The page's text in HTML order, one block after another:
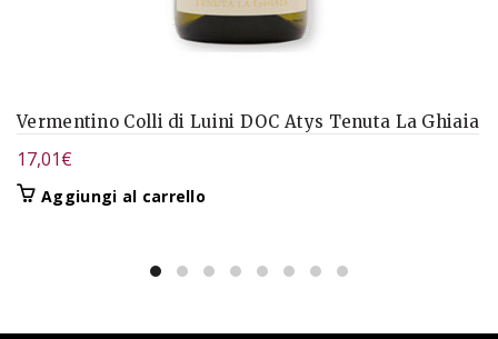
Vermentino Colli di Luini DOC Atys Tenuta La Ghiaia
17,01€
Aggiungi al carrello